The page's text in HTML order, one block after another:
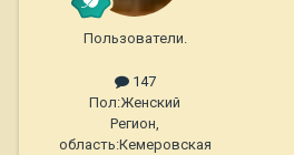
Пользователи.
147
Пол:Женский
Регион,
область:Кемеровская